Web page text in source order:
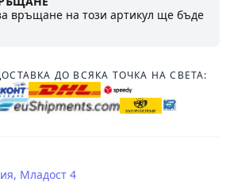
връщане на този артикул ще бъде
ДО ВСЯКА ТОЧКА НА СВЕТА:
Младост 4